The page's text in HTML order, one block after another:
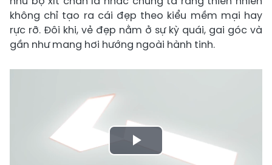
không chỉ tạo ra cái đẹp theo kiểu mềm mại hay
rực rỡ. Đôi khi, vẻ đẹp nằm ở sự kỳ quái, gai góc và
gần như mang hơi hướng ngoài hành tinh.
Play